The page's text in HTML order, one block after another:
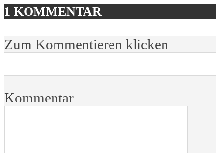
1 KOMMENTAR
Zum Kommentieren klicken
Kommentar